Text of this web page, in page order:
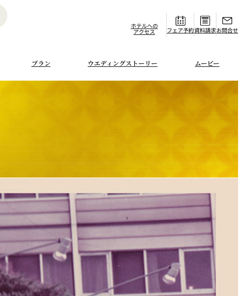
ホテルへの
アクセス フェア 資料請求お問合せ
プラン ウエディングストーリー ムービー